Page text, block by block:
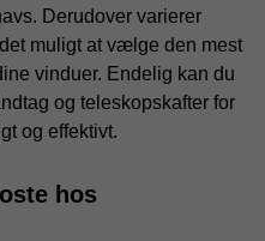
Derudover varierer
muligt at vælge den mest
vinduer. Endelig kan du
og teleskopskafter for
og effektivt.
hos